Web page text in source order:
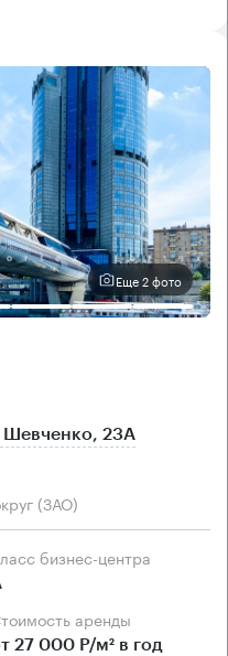
Еще 2 фото
Шевченко, 23А
(ЗАО)
Класс бизнес-центра
Стоимость аренды
27 000 Р/м² в год